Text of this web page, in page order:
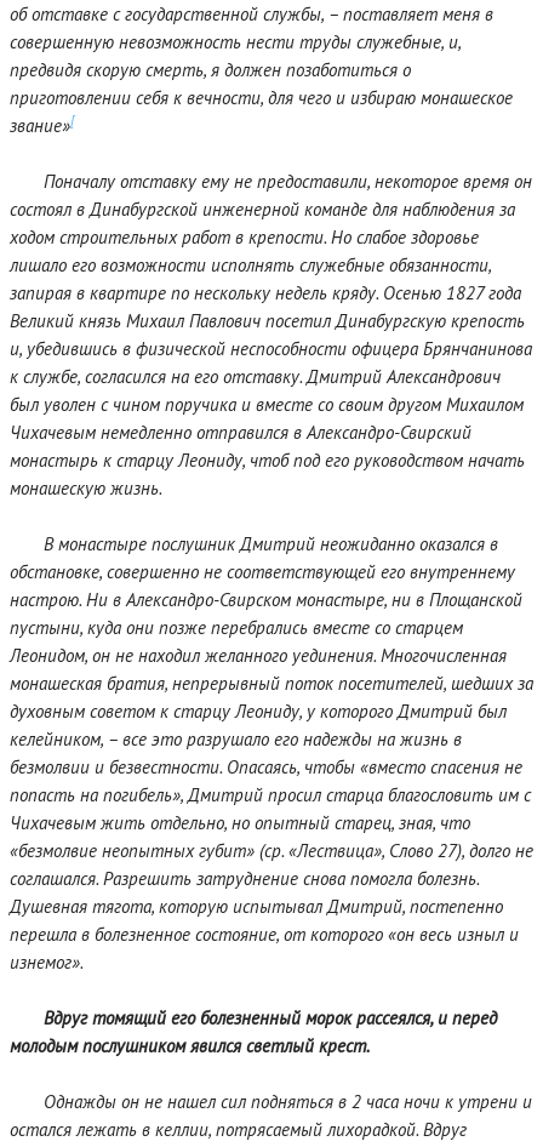
об отставке с государственной службы, – поставляет меня в
совершенную невозможность нести труды служебные, и,
предвидя скорую смерть, я должен позаботиться о
приготовлении себя к вечности, для чего и избираю монашеское
звание»[
Поначалу отставку ему не предоставили, некоторое время он
состоял в Динабургской инженерной команде для наблюдения за
ходом строительных работ в крепости. Но слабое здоровье
лишало его возможности исполнять служебные обязанности,
запирая в квартире по нескольку недель кряду. Осенью 1827 года
Великий князь Михаил Павлович посетил Динабургскую крепость
и, убедившись в физической неспособности офицера Брянчанинова
к службе, согласился на его отставку. Дмитрий Александрович
был уволен с чином поручика и вместе со своим другом Михаилом
Чихачевым немедленно отправился в Александро-Свирский
монастырь к старцу Леониду, чтоб под его руководством начать
монашескую жизнь.
В монастыре послушник Дмитрий неожиданно оказался в
обстановке, совершенно не соответствующей его внутреннему
настрою. Ни в Александро-Свирском монастыре, ни в Площанской
пустыни, куда они позже перебрались вместе со старцем
Леонидом, он не находил желанного уединения. Многочисленная
монашеская братия, непрерывный поток посетителей, шедших за
духовным советом к старцу Леониду, у которого Дмитрий был
келейником, – все это разрушало его надежды на жизнь в
безмолвии и безвестности. Опасаясь, чтобы «вместо спасения не
попасть на погибель», Дмитрий просил старца благословить им с
Чихачевым жить отдельно, но опытный старец, зная, что
«безмолвие неопытных губит» (ср. «Лествица», Слово 27), долго не
соглашался. Разрешить затруднение снова помогла болезнь.
Душевная тягота, которую испытывал Дмитрий, постепенно
перешла в болезненное состояние, от которого «он весь изныл и
изнемог».
Вдруг томящий его болезненный морок рассеялся, и перед
молодым послушником явился светлый крест.
Однажды он не нашел сил подняться в 2 часа ночи к утрени и
остался лежать в келлии, потрясаемый лихорадкой. Вдруг